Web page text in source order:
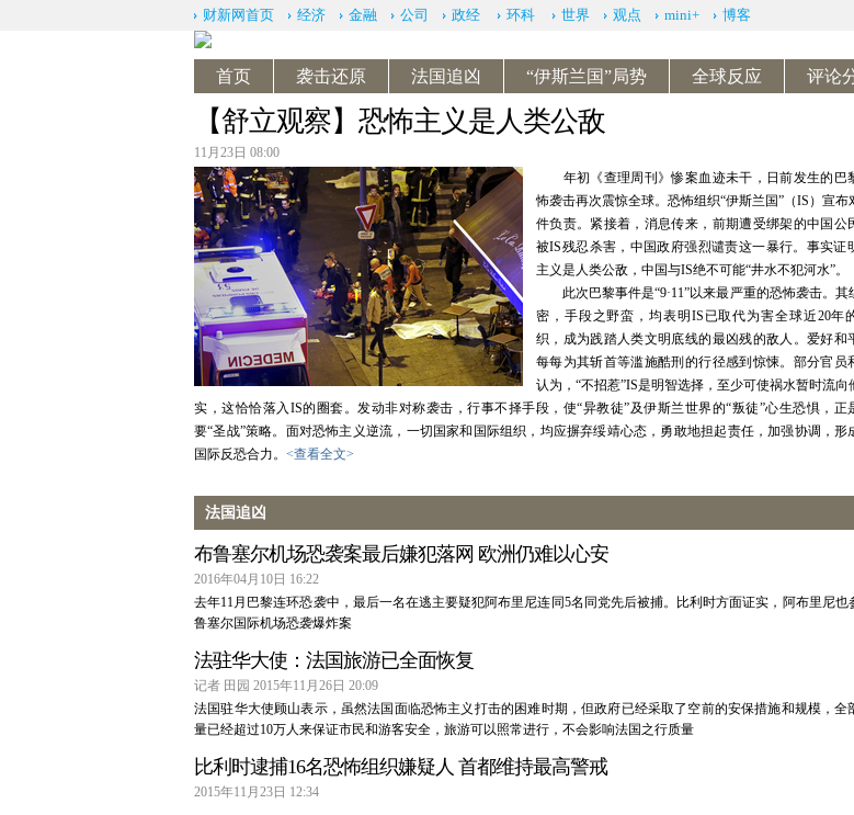
财新网首页 经济 金融 公司 政经 环科 世界 观点 mini+ 博客
首页 袭击还原 法国追凶 “伊斯兰国”局势 全球反应 评论
【舒立观察】恐怖主义是人类公敌
11月23日 08:00
年初《查理周刊》惨案血迹未干，日前发生的巴
怖袭击再次震惊全球。恐怖组织“伊斯兰国”（IS）宣布
件负责。紧接着，消息传来，前期遭受绑架的中国公
被IS残忍杀害，中国政府强烈谴责这一暴行。事实证
主义是人类公敌，中国与IS绝不可能“井水不犯河水”。
此次巴黎事件是“9·11”以来最严重的恐怖袭击。其
密，手段之野蛮，均表明IS已取代为害全球近20年
织，成为践踏人类文明底线的最凶残的敌人。爱好和
每每为其斩首等滥施酷刑的行径感到惊悚。部分官员
认为，“不招惹”IS是明智选择，至少可使祸水暂时流向
实，这恰恰落入IS的圈套。发动非对称袭击，行事不择手段，使“异教徒”及伊斯兰世界的“叛徒”心生恐惧，正
要“圣战”策略。面对恐怖主义逆流，一切国家和国际组织，均应摒弃绥靖心态，勇敢地担起责任，加强协调，形
国际反恐合力。 <查看全文>
法国追凶
布鲁塞尔机场恐袭案最后嫌犯落网 欧洲仍难以心安
2016年04月10日 16:22
去年11月巴黎连环恐袭中，最后一名在逃主要疑犯阿布里尼连同5名同党先后被捕。比利时方面证实，阿布里尼也
鲁塞尔国际机场恐袭爆炸案
法驻华大使：法国旅游已全面恢复
记者 田园 2015年11月26日 20:09
法国驻华大使顾山表示，虽然法国面临恐怖主义打击的困难时期，但政府已经采取了空前的安保措施和规模，全
量已经超过10万人来保证市民和游客安全，旅游可以照常进行，不会影响法国之行质量
比利时逮捕16名恐怖组织嫌疑人 首都维持最高警戒
2015年11月23日 12:34